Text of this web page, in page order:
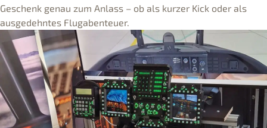
Geschenk genau zum Anlass – ob als kurzer Kick oder als
ausgedehntes Flugabenteuer.